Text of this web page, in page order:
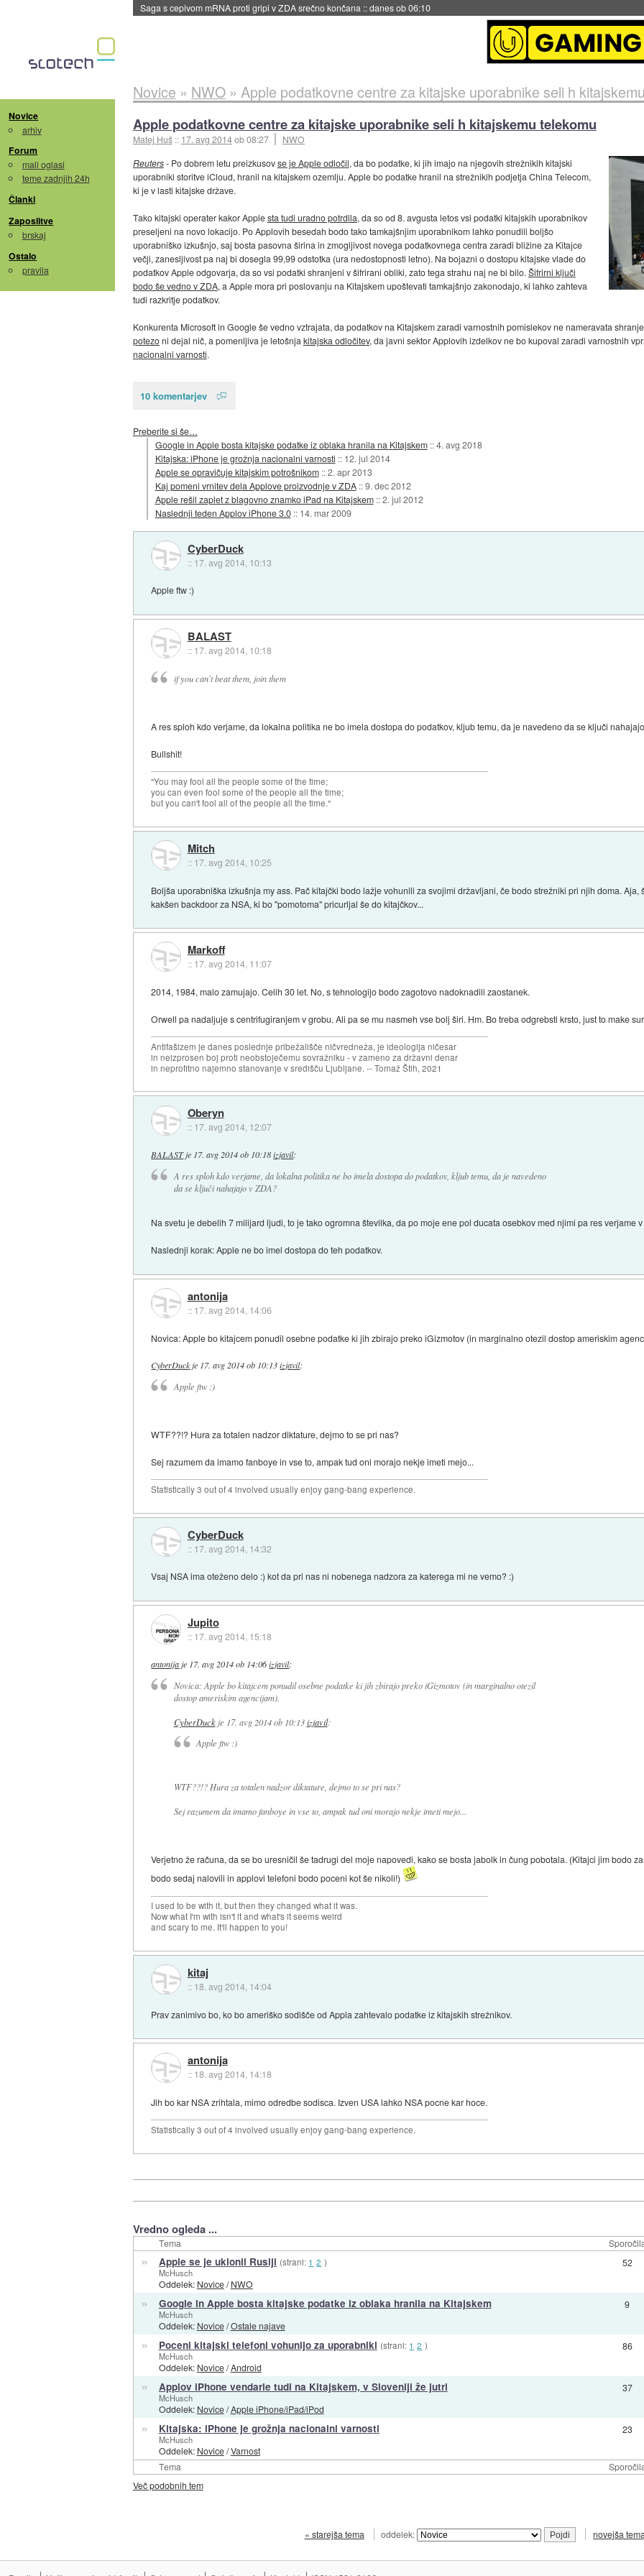
Saga s cepivom mRNA proti gripi v ZDA srečno končana ::danes ob 06:10
Novice
arhiv
Forum
mali oglasi
teme zadnjih 24h
Članki
Zaposlitve
brskaj
Ostalo
pravila
Novice » NWO» Apple podatkovne centre za kitajske uporabnike seli h
Apple podatkovne centre za kitajske uporabnike seli h kitajskemu telekomu
Matej Huš :: 17. avg 2014ob 08:27
NWO
Reuters- Po dobrem letu preizkusovse je Apple odločil, da bo podatke, ki jih imajo na njegovih strežnikih kitajski
uporabniki storitve iCloud, hranil na kitajskem ozemlju. Apple bo podatke hranil na strežnikih podjetja China Telecom,
ki je v lasti kitajske države.
Tako kitajski operater kakor Applesta tudi uradno potrdila, da so od 8. avgusta letos vsi podatki kitajskih uporabnikov
preseljeni na novo lokacijo. Po Applovih besedah bodo tako tamkajšnjim uporabnikom lahko ponudili boljšo
uporabniško izkušnjo, saj bosta pasovna širina in zmogljivost novega podatkovnega centra zaradi bližine za Kitajce
večji, zanesljivost pa naj bi dosegla 99,99 odstotka (ura nedostopnosti letno). Na bojazni o dostopu kitajske vlade do
podatkov Apple odgovarja, da so vsi podatki shranjeni v šifrirani obliki, zato tega strahu naj ne bi bilo. Šifrirni ključi
bodo še vedno v ZDA, a Apple mora pri poslovanju na Kitajskem upoštevati tamkajšnjo zakonodajo, ki lahko zahteva
tudi razkritje podatkov.
Konkurenta Microsoft in Google še vedno vztrajata, da podatkov na Kitajskem zaradi varnostnih pomislekov ne nameravata
potezoni dejal nič, a pomenljiva je letošnja kitajska odločitev, da javni sektor Applovih izdelkov ne bo kupoval zaradi varnostnih
nacionalni varnosti.
10 komentarjev
Preberite si še…
Google in Apple bosta kitajske podatke iz oblaka hranila na Kitajskem ::4. avg 2018
Kitajska: iPhone je grožnja nacionalni varnosti :: 12. jul 2014
Apple se opravičuje kitajskim potrošnikom ::2. apr 2013
Kaj pomeni vrnitev dela Applove proizvodnje v ZDA ::9. dec 2012
Apple rešil zaplet z blagovno znamko iPad na Kitajskem ::2. jul 2012
Naslednji teden Applov iPhone 3.0 :: 14. mar 2009
CyberDuck
:: 17. avg 2014, 10:13
Apple ftw :)
BALAST
:: 17. avg 2014, 10:18
if you can't beat them, join them
A res sploh kdo verjame, da lokalna politika ne bo imela dostopa do podatkov, kljub temu, da je navedeno da se ključi
Bullshit!
"You may fool all the people some of the time;
you can even fool some of the people all the time;
but you can't fool all of the people all the time."
Mitch
:: 17. avg 2014, 10:25
Boljša uporabniška izkušnja my ass. Pač kitajčki bodo lažje vohunili za svojimi državljani, če bodo strežniki pri njih doma. Aja,
kakšen backdoor za NSA, ki bo "pomotoma" pricurljal še do kitajčkov...
Markoff
:: 17. avg 2014, 11:07
2014, 1984, malo zamujajo. Celih 30 let. No, s tehnologijo bodo zagotovo nadoknadili zaostanek.
Orwell pa nadaljuje s centrifugiranjem v grobu. Ali pa se mu nasmeh vse bolj širi. Hm. Bo treba odgrebsti krsto, just to make
Antifašizem je danes poslednje pribežališče ničvredneža, je ideologija ničesar
in neizprosen boj proti neobstoječemu sovražniku - v zameno za državni denar
in neprofitno najemno stanovanje v središču Ljubljane. -- Tomaž Štih, 2021
Oberyn
:: 17. avg 2014, 12:07
BALASTje 17. avg 2014 ob 10:18 izjavil:
A res sploh kdo verjame, da lokalna politika ne bo imela dostopa do podatkov, kljub temu, da je navedeno
da se ključi nahajajo v ZDA?
Na svetu je debelih 7 milijard ljudi, to je tako ogromna številka, da po moje ene pol ducata osebkov med njimi pa res verjame
Naslednji korak: Apple ne bo imel dostopa do teh podatkov.
antonija
:: 17. avg 2014, 14:06
Novica: Apple bo kitajcem ponudil osebne podatke ki jih zbirajo preko iGizmotov (in marginalno otezil dostop ameriskim
CyberDuckje 17. avg 2014 ob 10:13 izjavil:
Apple ftw :)
WTF??!? Hura za totalen nadzor diktature, dejmo to se pri nas?
Sej razumem da imamo fanboye in vse to, ampak tud oni morajo nekje imeti mejo...
Statistically 3 out of 4 involved usually enjoy gang-bang experience.
CyberDuck
:: 17. avg 2014, 14:32
Vsaj NSA ima oteženo delo :) kot da pri nas ni nobenega nadzora za katerega mi ne vemo? :)
Jupito
:: 17. avg 2014, 15:18
antonija je 17. avg 2014 ob 14:06 izjavil:
Novica: Apple bo kitajcem ponudil osebne podatke ki jih zbirajo preko iGizmotov (in marginalno otezil
dostop ameriskim agencijam).
CyberDuckje 17. avg 2014 ob 10:13 izjavil:
Apple ftw :)
WTF??!? Hura za totalen nadzor diktature, dejmo to se pri nas?
Sej razumem da imamo fanboye in vse to, ampak tud oni morajo nekje imeti mejo...
Verjetno že računa, da se bo uresničil še tadrugi del moje napovedi, kako se bosta jabolk in čung pobotala. (Kitajci jim bodo
bodo sedaj nalovili in applovi telefoni bodo poceni kot še nikoli!)
I used to be with it, but then they changed what it was.
Now what I'm with isn't it and what's it seems weird
and scary to me. It'll happen to you!
kitaj
:: 18. avg 2014, 14:04
Prav zanimivo bo, ko bo ameriško sodišče od Appla zahtevalo podatke iz kitajskih strežnikov.
antonija
:: 18. avg 2014, 14:18
Jih bo kar NSA zrihtala, mimo odredbe sodisca. Izven USA lahko NSA pocne kar hoce.
Statistically 3 out of 4 involved usually enjoy gang-bang experience.
Vredno ogleda ...
Tema
Tema
» Apple se je uklonil Rusiji (strani: 1 2 )
McHusch
Oddelek: Novice/NWO
52
» Google in Apple bosta kitajske podatke iz oblaka hranila na Kitajskem
McHusch
Oddelek: Novice/Ostale najave
9
» Poceni kitajski telefoni vohunijo za uporabniki (strani: 1 2 )
McHusch
Oddelek: Novice/Android
86
» Applov iPhone vendarle tudi na Kitajskem, v Sloveniji že jutri
McHusch
Oddelek: Novice/Apple iPhone/iPad/iPod
37
» Kitajska: iPhone je grožnja nacionalni varnosti
McHusch
Oddelek: Novice/Varnost
23
Več podobnih tem
« starejša tema oddelek: novejša